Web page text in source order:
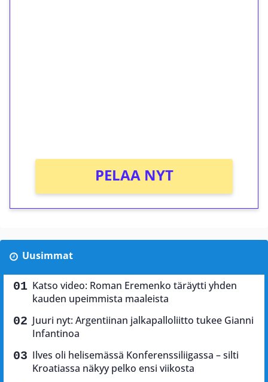
PELAA NYT
Uusimmat
Katso video: Roman Eremenko täräytti yhden
kauden upeimmista maaleista
Juuri nyt: Argentiinan jalkapalloliitto tukee Gianni
Infantinoa
Ilves oli helisemässä Konferenssiliigassa – silti
Kroatiassa näkyy pelko ensi viikosta